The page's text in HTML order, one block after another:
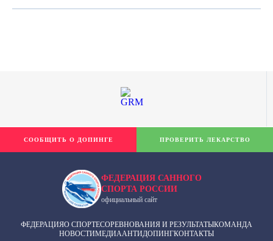
ФЕДЕРАЦИЯ САННОГО
СПОРТА РОССИИ
официальный сайт
ФЕДЕРАЦИЯО СПОРТЕСОРЕВНОВАНИЯ И РЕЗУЛЬТАТЫКОМАНДА
НОВОСТИМЕДИААНТИДОПИНГКОНТАКТЫ
СООБЩИТЬ О ДОПИНГЕ ПРОВЕРИТЬ ЛЕКАРСТВО